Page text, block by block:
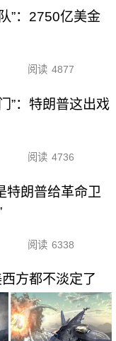
”：2750亿美金
阅读 4877
”：特朗普这出戏
阅读 4736
特朗普给革命卫
阅读 6338
方都不淡定了